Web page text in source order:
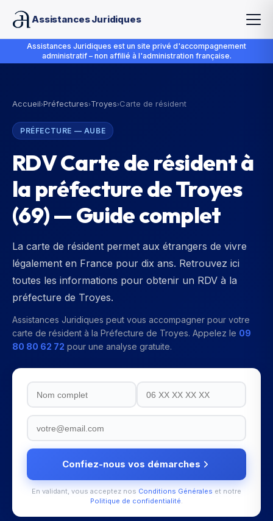
Assistances Juridiques
Assistances Juridiques est un site privé d'accompagnement
administratif – non affilié à l'administration française.
Accueil›Préfectures›Troyes›Carte de résident
PRÉFECTURE — AUBE
RDV Carte de résident à
la préfecture de Troyes
(69) — Guide complet
La carte de résident permet aux étrangers de vivre
légalement en France pour dix ans. Retrouvez ici
toutes les informations pour obtenir un RDV à la
préfecture de Troyes.
Assistances Juridiques peut vous accompagner pour votre
carte de résident à la Préfecture de Troyes. Appelez le 09
80 80 62 72 pour une analyse gratuite.
Confiez-nous vos démarches
En validant, vous acceptez nos Conditions Générales et notre
Politique de confidentialité.